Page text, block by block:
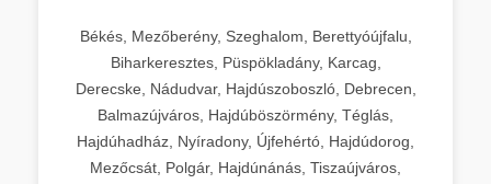
Békés, Mezőberény, Szeghalom, Berettyóújfalu,
Biharkeresztes, Püspökladány, Karcag,
Derecske, Nádudvar, Hajdúszoboszló, Debrecen,
Balmazújváros, Hajdúböszörmény, Téglás,
Hajdúhadház, Nyíradony, Újfehértó, Hajdúdorog,
Mezőcsát, Polgár, Hajdúnánás, Tiszaújváros,